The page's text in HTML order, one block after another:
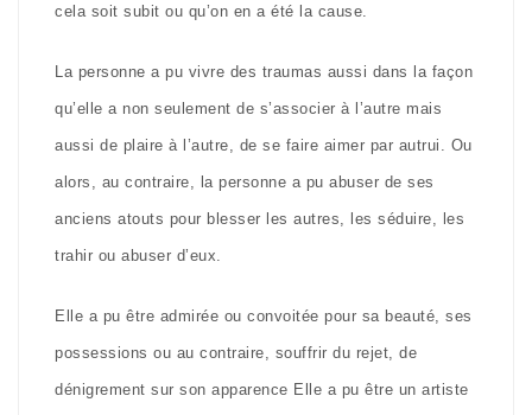
cela soit subit ou qu’on en a été la cause.
La personne a pu vivre des traumas aussi dans la façon
qu’elle a non seulement de s’associer à l’autre mais
aussi de plaire à l’autre, de se faire aimer par autrui. Ou
alors, au contraire, la personne a pu abuser de ses
anciens atouts pour blesser les autres, les séduire, les
trahir ou abuser d’eux.
Elle a pu être admirée ou convoitée pour sa beauté, ses
possessions ou au contraire, souffrir du rejet, de
dénigrement sur son apparence Elle a pu être un artiste